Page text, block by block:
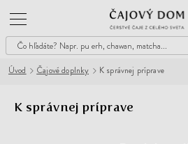
Čajový
Dom
Úvod Čajové doplnky K správnej príprave
K správnej príprave